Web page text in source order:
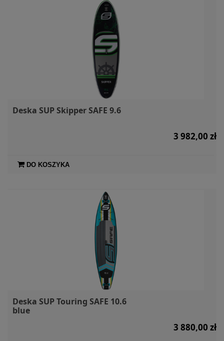
Deska SUP Skipper SAFE 9.6
3 982,00 zł
DO KOSZYKA
Deska SUP Touring SAFE 10.6
blue
3 880,00 zł